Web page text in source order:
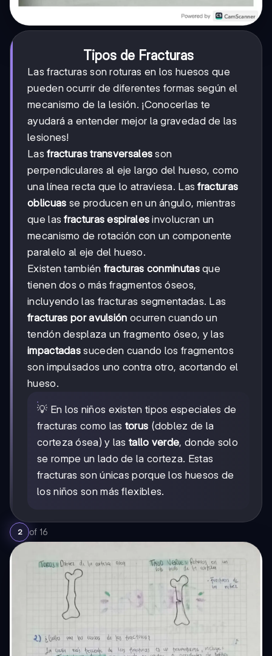
Tipos de Fracturas
Las fracturas son roturas en los huesos que
pueden ocurrir de diferentes formas según el
mecanismo de la lesión. ¡Conocerlas te
ayudará a entender mejor la gravedad de las
lesiones!
Lasfracturas transversales son
perpendiculares al eje largo del hueso, como
una línea recta que lo atraviesa. Lasfracturas
oblicuas se producen en un ángulo, mientras
que lasfracturas espirales involucran un
mecanismo de rotación con un componente
paralelo al eje del hueso.
Existen también fracturas conminutasque
tienen dos o más fragmentos óseos,
incluyendo las fracturas segmentadas. Las
fracturas por avulsión ocurren cuando un
tendón desplaza un fragmento óseo, y las
impactadas suceden cuando los fragmentos
son impulsados uno contra otro, acortando el
hueso.
💡 En los niños existen tipos especiales de
fracturas como las torus (doblez de la
corteza ósea) y lastallo verde, donde solo
se rompe un lado de la corteza. Estas
fracturas son únicas porque los huesos de
los niños son más flexibles.
2 of 16